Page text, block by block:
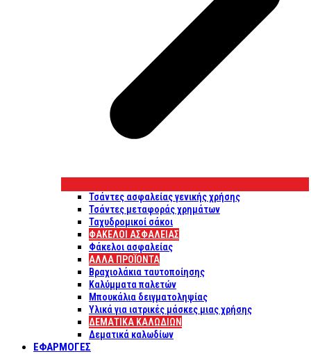
Τσάντες ασφαλείας γενικής χρήσης
Τσάντες μεταφοράς χρημάτων
Ταχυδρομικοί σάκοι
ΦΑΚΕΛΟΙ ΑΣΦΑΛΕΙΑΣ
Φάκελοι ασφαλείας
ΑΛΛΑ ΠΡΟΪΟΝΤΑ
Βραχιολάκια ταυτοποίησης
Καλύμματα παλετών
Μπουκάλια δειγματοληψίας
Υλικά για ιατρικές μάσκες μιας χρήσης
ΔΕΜΑΤΙΚΆ ΚΑΛΩΔΊΩΝ
Δεματικά καλωδίων
ΕΦΑΡΜΟΓΈΣ